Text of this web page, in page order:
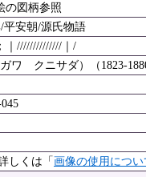
の図柄参照
平安朝/源氏物語
｜//////////////｜/
ワ クニサダ）（1823-1880
しくは「画像の使用につい